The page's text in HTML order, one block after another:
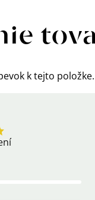
k tejto položke.